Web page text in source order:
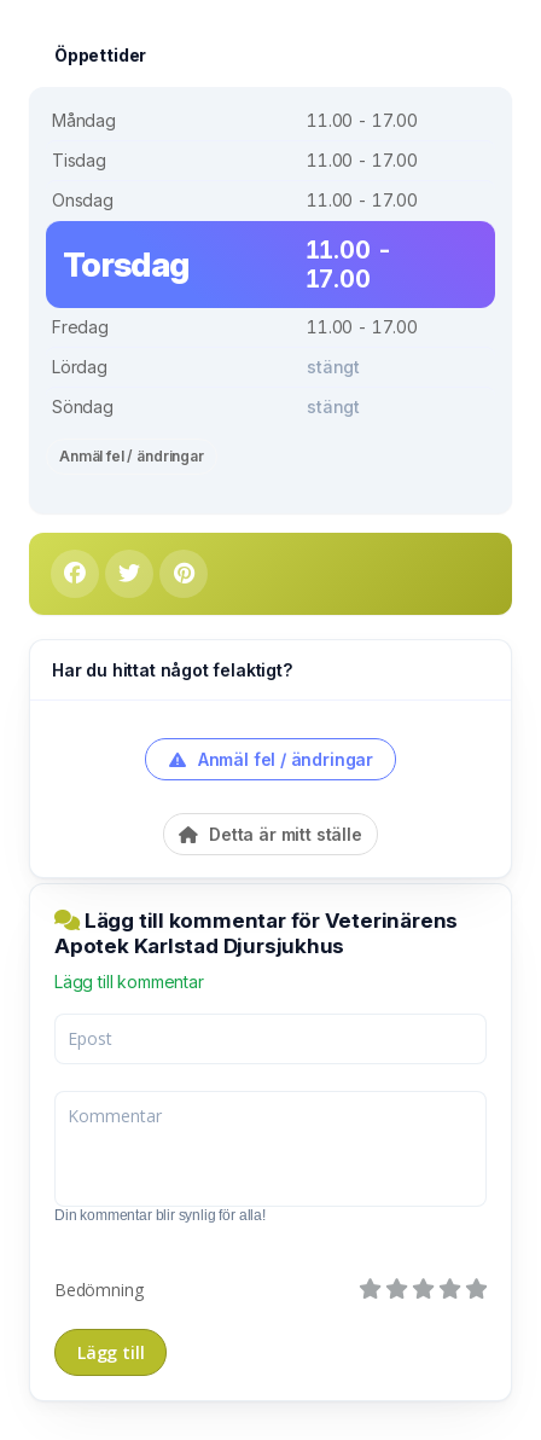
Öppettider
Måndag
11.00 - 17.00
Tisdag
11.00 - 17.00
Onsdag
11.00 - 17.00
Torsdag
11.00 -
17.00
Fredag
11.00 - 17.00
Lördag
stängt
Söndag
stängt
Anmäl fel / ändringar
Har du hittat något felaktigt?
Anmäl fel / ändringar
Detta är mitt ställe
Lägg till kommentar för Veterinärens
Apotek Karlstad Djursjukhus
Lägg till kommentar
Din kommentar blir synlig för alla!
Bedömning